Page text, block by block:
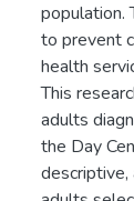
population.
to prevent
health
This
adults
the Day